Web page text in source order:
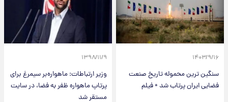
۱۴۰۳/۹/۱۶
سنگین ترین محموله تاریخ صنعت
فضایی ایران پرتاب شد + فیلم
۱۳۹۸/۱۱/۹
وزیر ارتباطات: ماهواره‌بر سیمرغ برای
پرتاپ ماهواره ظفر به فضا، در سایت
مستقر شد